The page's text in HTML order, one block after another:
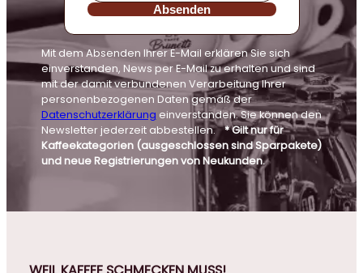
Absenden
Mit dem Absenden Ihrer E-Mail erklären Sie sich
einverstanden, News per E-Mail zu erhalten und sind
mit der damit verbundenen Verarbeitung Ihrer
personenbezogenen Daten gemäß der
Datenschutzerklärung einverstanden. Sie können den
Newsletter jederzeit abbestellen.* Gilt nur für
Kaffeekategorien (ausgeschlossen sind Sparpakete)
und neue Registrierungen von Neukunden.